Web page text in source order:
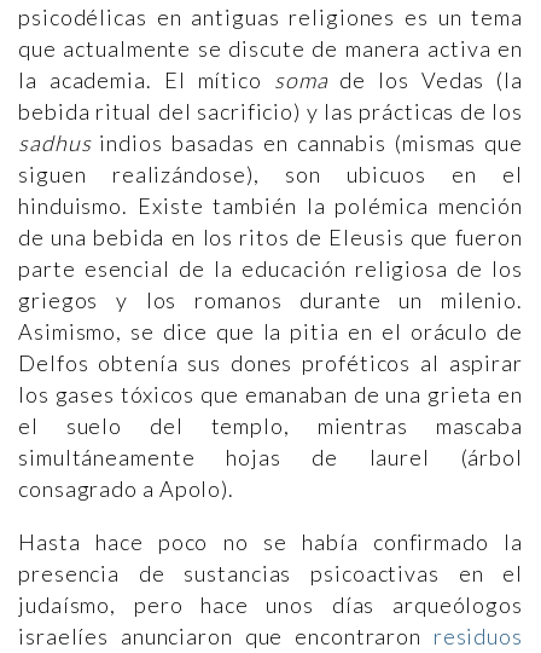
psicodélicas en antiguas religiones es un tema
que actualmente se discute de manera activa en
la academia. El mítico soma de los Vedas (la
bebida ritual del sacrificio) y las prácticas de los
sadhusindios basadas en cannabis (mismas que
siguen realizándose), son ubicuos en el
hinduismo. Existe también la polémica mención
de una bebida en los ritos de Eleusis que fueron
parte esencial de la educación religiosa de los
griegos y los romanos durante un milenio.
Asimismo, se dice que la pitia en el oráculo de
Delfos obtenía sus dones proféticos al aspirar
los gases tóxicos que emanaban de una grieta en
el suelo del templo, mientras mascaba
simultáneamente hojas de laurel (árbol
consagrado a Apolo).
Hasta hace poco no se había confirmado la
presencia de sustancias psicoactivas en el
judaísmo, pero hace unos días arqueólogos
israelíes anunciaron que encontraron residuos